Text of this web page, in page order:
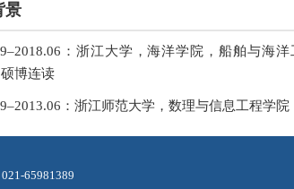
景
：浙江大学，海洋学院，船舶与海
博连读
：浙江师范大学，数理与信息工程学
65981389